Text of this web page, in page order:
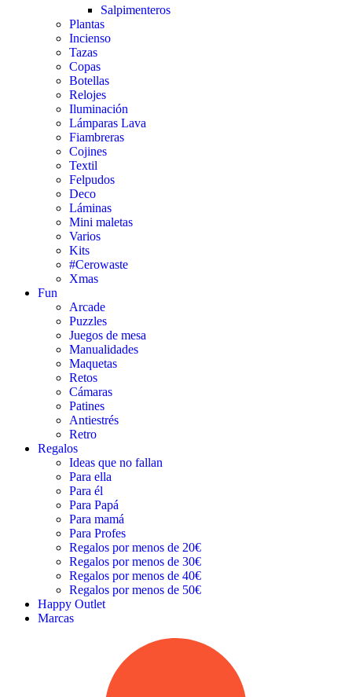
Salpimenteros
Plantas
Incienso
Tazas
Copas
Botellas
Relojes
Iluminación
Lámparas Lava
Fiambreras
Cojines
Textil
Felpudos
Deco
Láminas
Mini maletas
Varios
Kits
#Cerowaste
Xmas
Fun
Arcade
Puzzles
Juegos de mesa
Manualidades
Maquetas
Retos
Cámaras
Patines
Antiestrés
Retro
Regalos
Ideas que no fallan
Para ella
Para él
Para Papá
Para mamá
Para Profes
Regalos por menos de 20€
Regalos por menos de 30€
Regalos por menos de 40€
Regalos por menos de 50€
Happy Outlet
Marcas